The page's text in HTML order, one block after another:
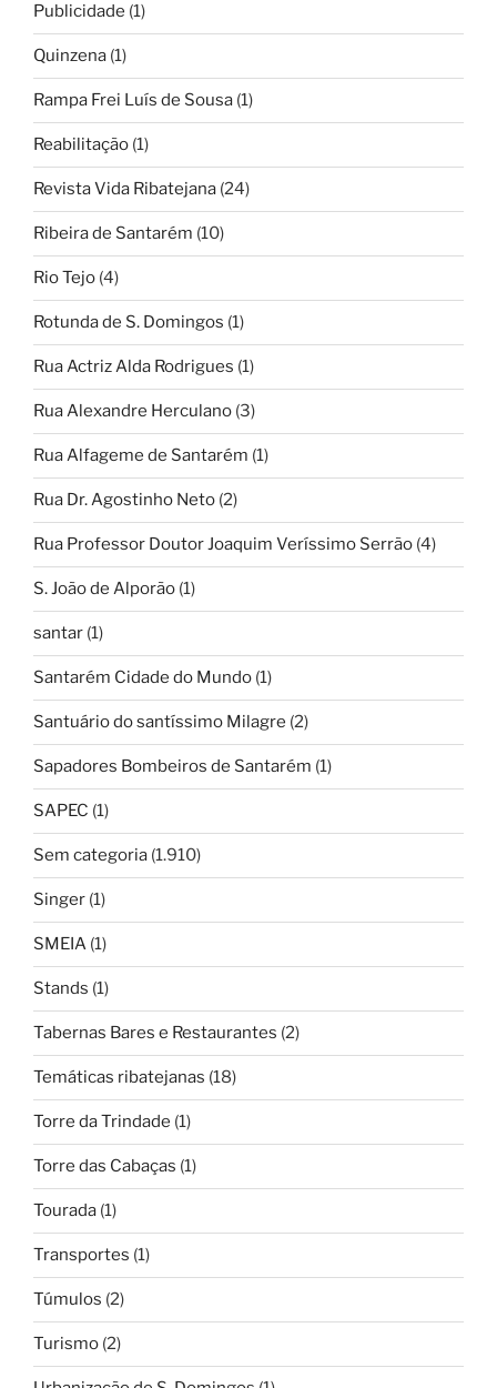
Publicidade (1)
Quinzena (1)
Rampa Frei Luís de Sousa (1)
Reabilitação (1)
Revista Vida Ribatejana (24)
Ribeira de Santarém (10)
Rio Tejo (4)
Rotunda de S. Domingos (1)
Rua Actriz Alda Rodrigues (1)
Rua Alexandre Herculano (3)
Rua Alfageme de Santarém (1)
Rua Dr. Agostinho Neto (2)
Rua Professor Doutor Joaquim Veríssimo Serrão (4)
S. João de Alporão (1)
santar (1)
Santarém Cidade do Mundo (1)
Santuário do santíssimo Milagre (2)
Sapadores Bombeiros de Santarém (1)
SAPEC (1)
Sem categoria (1.910)
Singer (1)
SMEIA (1)
Stands (1)
Tabernas Bares e Restaurantes (2)
Temáticas ribatejanas (18)
Torre da Trindade (1)
Torre das Cabaças (1)
Tourada (1)
Transportes (1)
Túmulos (2)
Turismo (2)